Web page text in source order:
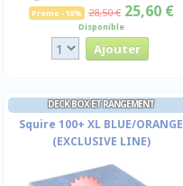
Promo -10% 28,50 € 25,60 €
Disponible
DECK BOX ET RANGEMENT
Squire 100+ XL BLUE/ORANGE
(EXCLUSIVE LINE)